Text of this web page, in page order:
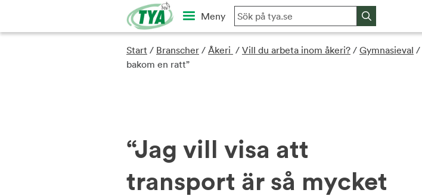
content
Meny
Start / Branscher / Åkeri / Vill du arbeta inom åkeri? / Gymnasieval /
bakom en ratt”
“Jag vill visa att
transport är så mycket